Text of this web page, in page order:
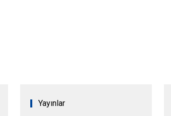
Yayınlar